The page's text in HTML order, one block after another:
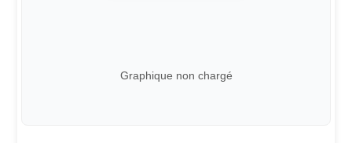
Graphique non chargé